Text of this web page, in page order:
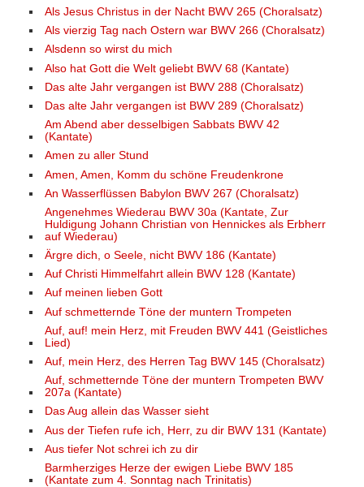
Als Jesus Christus in der Nacht BWV 265 (Choralsatz)
Als vierzig Tag nach Ostern war BWV 266 (Choralsatz)
Alsdenn so wirst du mich
Also hat Gott die Welt geliebt BWV 68 (Kantate)
Das alte Jahr vergangen ist BWV 288 (Choralsatz)
Das alte Jahr vergangen ist BWV 289 (Choralsatz)
Am Abend aber desselbigen Sabbats BWV 42
(Kantate)
Amen zu aller Stund
Amen, Amen, Komm du schöne Freudenkrone
An Wasserflüssen Babylon BWV 267 (Choralsatz)
Angenehmes Wiederau BWV 30a (Kantate, Zur
Huldigung Johann Christian von Hennickes als Erbherr
auf Wiederau)
Ärgre dich, o Seele, nicht BWV 186 (Kantate)
Auf Christi Himmelfahrt allein BWV 128 (Kantate)
Auf meinen lieben Gott
Auf schmetternde Töne der muntern Trompeten
Auf, auf! mein Herz, mit Freuden BWV 441 (Geistliches
Lied)
Auf, mein Herz, des Herren Tag BWV 145 (Choralsatz)
Auf, schmetternde Töne der muntern Trompeten BWV
207a (Kantate)
Das Aug allein das Wasser sieht
Aus der Tiefen rufe ich, Herr, zu dir BWV 131 (Kantate)
Aus tiefer Not schrei ich zu dir
Barmherziges Herze der ewigen Liebe BWV 185
(Kantate zum 4. Sonntag nach Trinitatis)